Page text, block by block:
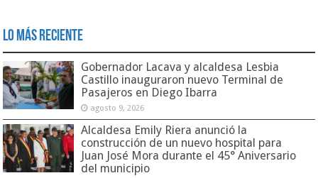
Lo Más Reciente
Gobernador Lacava y alcaldesa Lesbia
Castillo inauguraron nuevo Terminal de
Pasajeros en Diego Ibarra
agosto 9, 2026
Alcaldesa Emily Riera anunció la
construcción de un nuevo hospital para
Juan José Mora durante el 45° Aniversario
del municipio